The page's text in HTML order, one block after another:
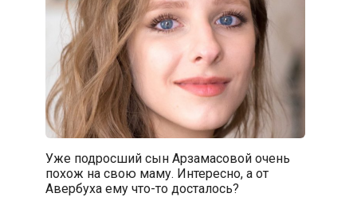
Уже подросший сын Арзамасовой очень
похож на свою маму. Интересно, а от
Авербуха ему что-то досталось?